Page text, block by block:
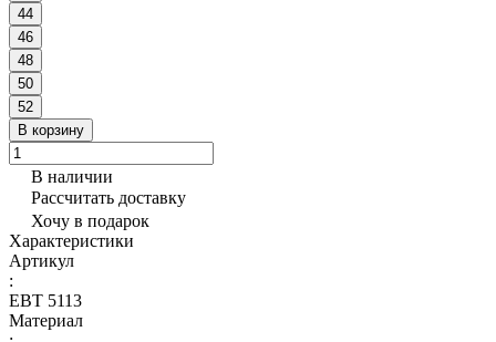
44
46
48
50
52
В корзину
В наличии
Рассчитать доставку
Хочу в подарок
Характеристики
Артикул
:
ЕВТ 5113
Материал